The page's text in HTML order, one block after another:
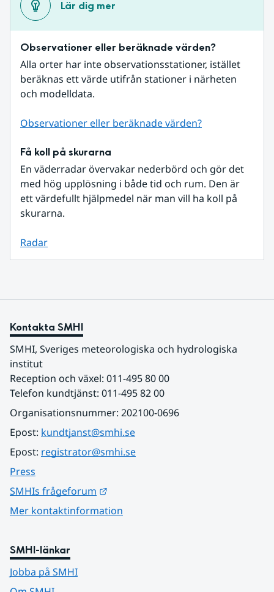
Lär dig mer
Observationer eller beräknade värden?
Alla orter har inte observationsstationer, istället
beräknas ett värde utifrån stationer i närheten
och modelldata.
Observationer eller beräknade värden?
Få koll på skurarna
En väderradar övervakar nederbörd och gör det
med hög upplösning i både tid och rum. Den är
ett värdefullt hjälpmedel när man vill ha koll på
skurarna.
Radar
Kontakta SMHI
SMHI, Sveriges meteorologiska och hydrologiska
institut
Reception och växel: 011-495 80 00
Telefon kundtjänst: 011-495 82 00
Organisationsnummer: 202100-0696
Epost: kundtjanst@smhi.se
Epost: registrator@smhi.se
Press
SMHIs frågeforum
Mer kontaktinformation
SMHI-länkar
Jobba på SMHI